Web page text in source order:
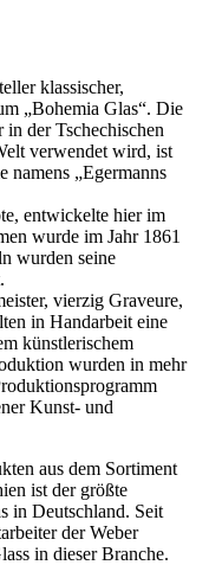
klassischer,
„Bohemia Glas“. Die
in der Tschechischen
verwendet wird, ist
namens „Egermanns
entwickelte hier im
wurde im Jahr 1861
wurden seine
vierzig Graveure,
in Handarbeit eine
künstlerischem
wurden in mehr
Kunst- und
aus dem Sortiment
ist der größte
in Deutschland. Seit
der Weber
in dieser Branche.